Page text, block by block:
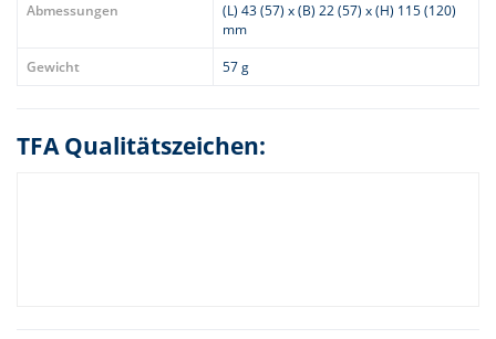
Abmessungen
(L) 43 (57) x (B) 22 (57) x (H) 115 (120)
mm
Gewicht
57 g
TFA Qualitätszeichen: